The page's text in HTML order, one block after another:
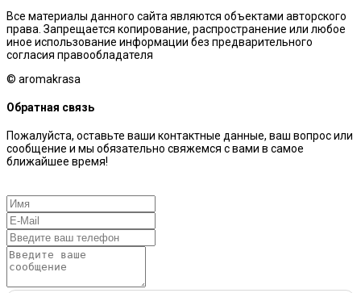
Все материалы данного сайта являются объектами авторского
права. Запрещается копирование, распространение или любое
иное использование информации без предварительного
согласия правообладателя
© aromakrasa
Обратная связь
Пожалуйста, оставьте ваши контактные данные, ваш вопрос или
сообщение и мы обязательно свяжемся с вами в самое
ближайшее время!